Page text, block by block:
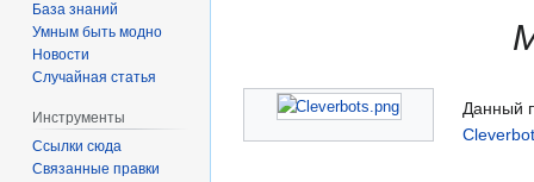
Данный
База знаний
Умным быть модно
Новости
Случайная статья
Инструменты
Ссылки сюда
Связанные правки